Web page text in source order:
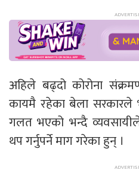
अहिले बढ्दो कोरोना
कायमै रहेका बेला सरकारले
गलत भएको भन्दै व्यवसायीले
थप गर्नुपर्ने माग गरेका हुन् ।